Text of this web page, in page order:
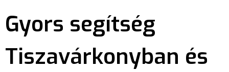
Gyors segítség
Tiszavárkonyban és